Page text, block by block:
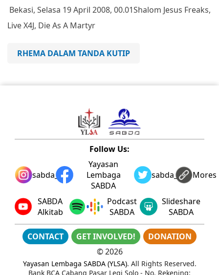
Bekasi, Selasa 19 April 2008, 00.01Shalom Jesus Freaks,
Live X4J, Die As A Martyr
RHEMA DALAM TANDA KUTIP
Follow Us:
sabda_ylsa
Yayasan
Lembaga
SABDA
sabda_ylsaMores
SABDA
Alkitab
Podcast
SABDA
Slideshare
SABDA
CONTACT GET INVOLVED!
DONATION
©2026
Yayasan Lembaga SABDA (YLSA). All Rights Reserved.
Bank BCA Cabang Pasar Legi Solo - No. Rekening: